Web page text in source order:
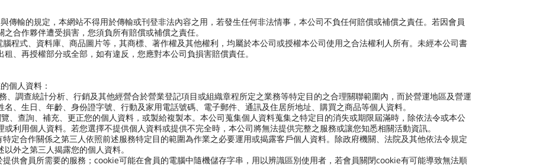
傳輸的規定，本網站不得用於傳輸或刊登非法內容之用，若發生任何非法情事，本公司不負任何賠償或補償之責任。若因會員
合作夥伴遭受損害，您須負所有賠償或補償之責任。
程式、資料庫、商品圖片等，其商標、著作權及其他權利，均屬於本公司或授權本公司使用之合法權利人所有。未經本公司書
、再授權部分或全部，如有違反，您應對本公司負損害賠償責任。
個人資料：
、調查統計分析、行銷及其他經營合於營業登記項目或組織章程所定之業務等特定目的之合理關聯範圍內，而於營運地區及營運
、生日、年齡、身份證字號、行動及家用電話號碼、電子郵件、通訊及住居所地址、購買之商品等個人資料。
、查詢、補充、更正您的個人資料，或製給複製本。本公司蒐集個人資料蒐集之特定目的消失或期限屆滿時，除依法令或本公
利用個人資料。若您選擇不提供個人資料或提供不完全時，本公司將無法提供完整之服務或讓您知悉相關活動資訊。
定合作關係之第三人依照前述服務特定目的範圍為作業之必要運用或揭露客戶個人資料。除政府機關、法院及其他依法令規定
外之第三人揭露您的個人資料。
供會員所需要的服務；cookie可能在會員的電腦中隨機儲存字串，用以辨識區別使用者，若會員關閉cookie有可能導致無法順